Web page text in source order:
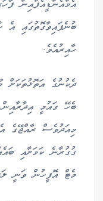
އެމްއެންޑީއެފްއިން
ހާއިރުއެވެ.
ދެކުނުގެ
ބެހޭ ގައުމީ
މިއަދުވެސް ރާއްޖޭގެ
ގުގުރާނެ ކަމަށާއި
މެޓް އޮފީހުން ވަނީ